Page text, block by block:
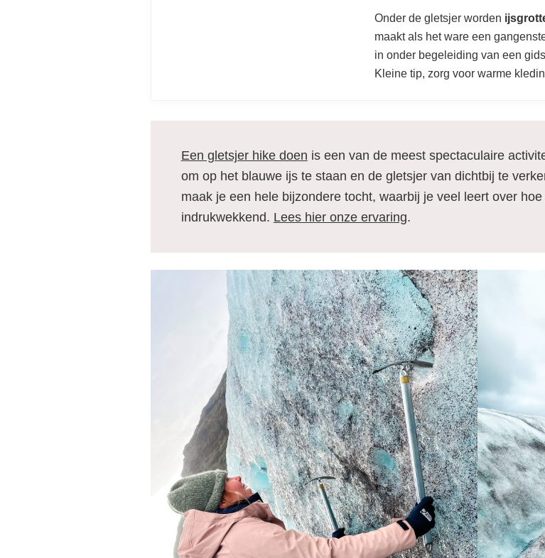
mooiste
Onder de gletsjer worden
maakt als het ware een
in onder begeleiding van een
Kleine tip, zorg voor warme
Een gletsjer hike doen is een van de meest spectaculaire
om op het blauwe ijs te staan en de gletsjer van dichtbij te
maak je een hele bijzondere tocht, waarbij je veel leert over
indrukwekkend. Lees hier onze ervaring.